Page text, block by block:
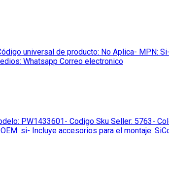
universal de producto: No Aplica- MPN:
Whatsapp Correo electronico
PW1433601- Codigo Sku Seller: 5763-
si- Incluye accesorios para el montaje: